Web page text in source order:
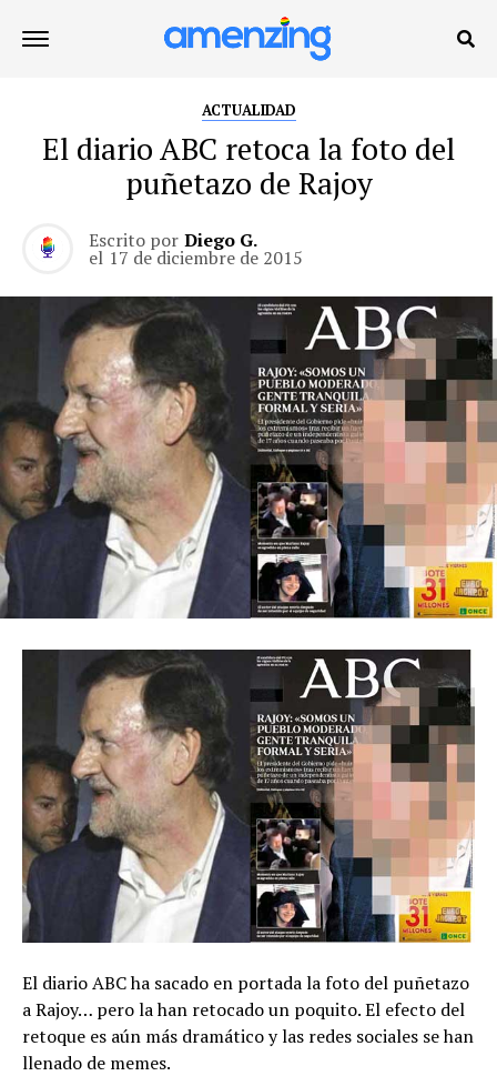
ACTUALIDAD
El diario ABC retoca la foto del
puñetazo de Rajoy
Escrito por Diego G.
el 17 de diciembre de 2015
El diario ABC ha sacado en portada la foto del puñetazo
a Rajoy… pero la han retocado un poquito. El efecto del
retoque es aún más dramático y las redes sociales se han
llenado de memes.